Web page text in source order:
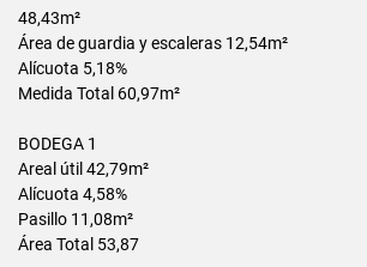
48,43m²
Área de guardia y escaleras 12,54m²
Alícuota 5,18%
Medida Total 60,97m²
BODEGA 1
Areal útil 42,79m²
Alícuota 4,58%
Pasillo 11,08m²
Área Total 53,87